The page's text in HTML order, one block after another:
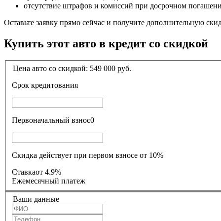
отсутствие штрафов и комиссий при досрочном
Оставьте заявку прямо сейчас и получите дополнительную
Купить этот авто в кредит со скидкой
Цена авто со скидкой: 549 000 руб.
Срок кредитования
Первоначальный взнос0
Скидка действует при первом взносе от 10%
Ставкаот 4.9%
Ежемесячный платеж
Ваши данные